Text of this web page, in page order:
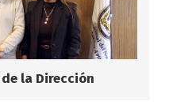
la Dirección